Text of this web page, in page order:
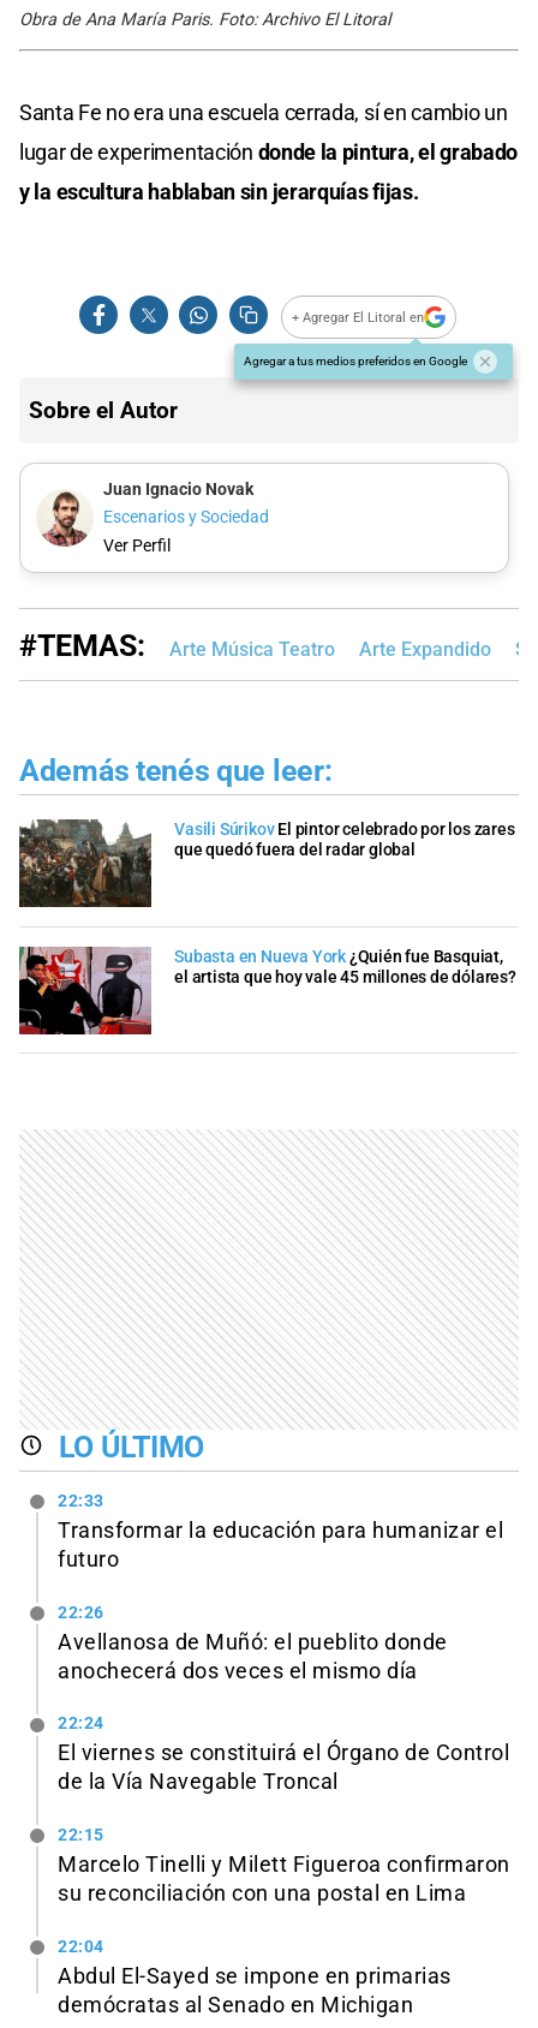
Obra de Ana María Paris. Foto: Archivo El Litoral
Santa Fe no era una escuela cerrada, sí en cambio un
lugar de experimentación donde la pintura, el grabado
y la escultura hablaban sin jerarquías fijas.
+ Agregar El Litoral en
Agregar a tus medios preferidos en Google
Sobre el Autor
Juan Ignacio Novak
Escenarios y Sociedad
Ver Perfil
#TEMAS: Arte Música Teatro Arte Expandido
Además tenés que leer:
Vasili Súrikov El pintor celebrado por los zares
que quedó fuera del radar global
Subasta en Nueva York¿Quién fue Basquiat,
el artista que hoy vale 45 millones de dólares?
LO ÚLTIMO
22:33
Transformar la educación para humanizar el
futuro
22:26
Avellanosa de Muñó: el pueblito donde
anochecerá dos veces el mismo día
22:24
El viernes se constituirá el Órgano de Control
de la Vía Navegable Troncal
22:15
Marcelo Tinelli y Milett Figueroa confirmaron
su reconciliación con una postal en Lima
22:04
Abdul El-Sayed se impone en primarias
demócratas al Senado en Michigan